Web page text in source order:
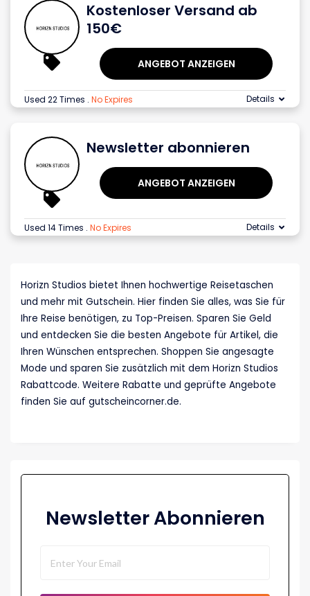
Kostenloser Versand ab
150€
ANGEBOT ANZEIGEN
Used 22 Times . No Expires Details
Newsletter abonnieren
ANGEBOT ANZEIGEN
Used 14 Times . No Expires Details
Horizn Studios bietet Ihnen hochwertige Reisetaschen
und mehr mit Gutschein. Hier finden Sie alles, was Sie für
Ihre Reise benötigen, zu Top-Preisen. Sparen Sie Geld
und entdecken Sie die besten Angebote für Artikel, die
Ihren Wünschen entsprechen. Shoppen Sie angesagte
Mode und sparen Sie zusätzlich mit dem Horizn Studios
Rabattcode. Weitere Rabatte und geprüfte Angebote
finden Sie auf gutscheincorner.de.
Newsletter Abonnieren